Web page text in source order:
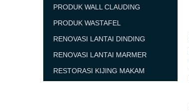
PRODUK WALL CLAUDING
PRODUK WASTAFEL
RENOVASI LANTAI DINDING
RENOVASI LANTAI MARMER
RESTORASI KIJING MAKAM